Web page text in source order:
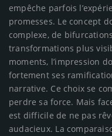
empêche parfois
promesses. Le concept
complexe, de
transformations plus
moments, l’impression
fortement ses
narrative. Ce choix se
perdre sa force. Mais
est difficile de ne pas
audacieux. La